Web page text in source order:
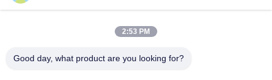
2:53 PM
Good day, what product are you looking for?